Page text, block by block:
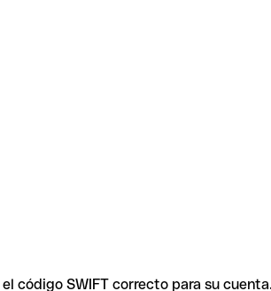
código SWIFT correcto para su cuenta.